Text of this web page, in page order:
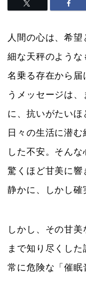
人間の心は、希
細な天秤のよう
名乗る存在から
うメッセージは
に、抗いがたいほ
日々の生活に潜
した不安。そん
驚くほど甘美に響
静かに、しかし確
しかし、その甘
まで知り尽くし
常に危険な「催眠